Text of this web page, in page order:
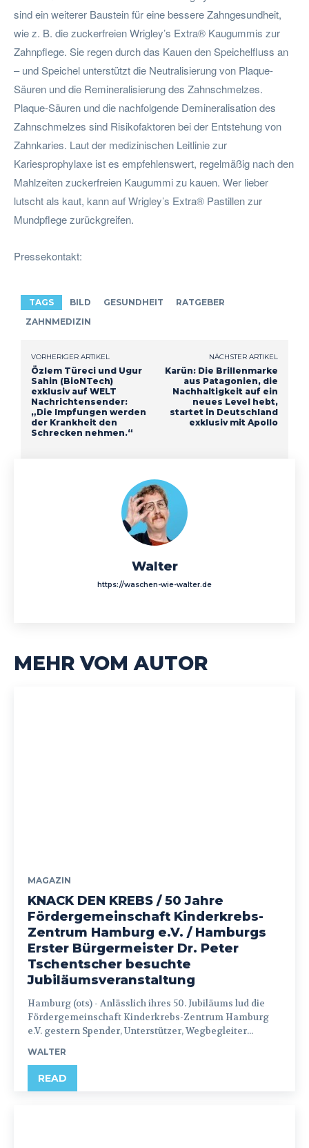
sind ein weiterer Baustein für eine bessere Zahngesundheit,
wie z. B. die zuckerfreien Wrigley’s Extra® Kaugummis zur
Zahnpflege. Sie regen durch das Kauen den Speichelfluss an
– und Speichel unterstützt die Neutralisierung von Plaque-
Säuren und die Remineralisierung des Zahnschmelzes.
Plaque-Säuren und die nachfolgende Demineralisation des
Zahnschmelzes sind Risikofaktoren bei der Entstehung von
Zahnkaries. Laut der medizinischen Leitlinie zur
Kariesprophylaxe ist es empfehlenswert, regelmäßig nach den
Mahlzeiten zuckerfreien Kaugummi zu kauen. Wer lieber
lutscht als kaut, kann auf Wrigley’s Extra® Pastillen zur
Mundpflege zurückgreifen.
Pressekontakt:
TAGS BILD GESUNDHEIT
RATGEBER
ZAHNMEDIZIN
VORHERIGER ARTIKEL
Özlem Türeci und Ugur
Sahin (BioNTech)
exklusiv auf WELT
Nachrichtensender:
„Die Impfungen werden
der Krankheit den
Schrecken nehmen.“
NÄCHSTER ARTIKEL
Karün: Die Brillenmarke
aus Patagonien, die
Nachhaltigkeit auf ein
neues Level hebt,
startet in Deutschland
exklusiv mit Apollo
Walter
https://waschen-wie-walter.de
MEHR VOM AUTOR
MAGAZIN
KNACK DEN KREBS / 50 Jahre
Fördergemeinschaft Kinderkrebs-
Zentrum Hamburg e.V. / Hamburgs
Erster Bürgermeister Dr. Peter
Tschentscher besuchte
Jubiläumsveranstaltung
Hamburg (ots) - Anlässlich ihres 50. Jubiläums lud die
Fördergemeinschaft Kinderkrebs-Zentrum Hamburg
e.V. gestern Spender, Unterstützer, Wegbegleiter...
WALTER
READ